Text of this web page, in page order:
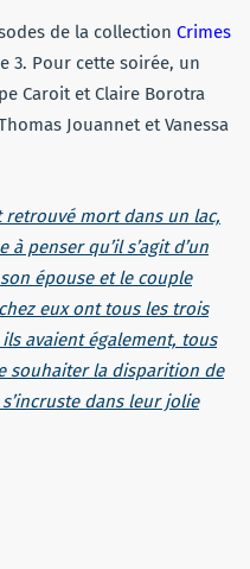
de la collection Crimes
3. Pour cette soirée, un
Caroit et Claire Borotra
Jouannet et Vanessa
retrouvé mort dans un lac,
penser qu’il s’agit d’un
épouse et le couple
eux ont tous les trois
avaient également, tous
souhaiter la disparition de
dans leur jolie